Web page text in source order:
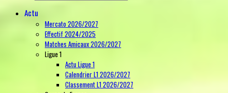
Actu
Mercato 2026/2027
Effectif 2024/2025
Matches Amicaux 2026/2027
Ligue 1
Actu Ligue 1
Calendrier L1 2026/2027
Classement L1 2026/2027